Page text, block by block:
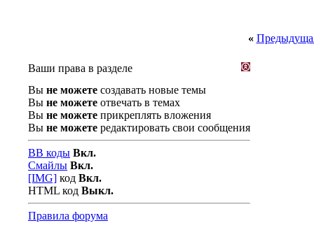
«
Ваши права в разделе
Вы не можете создавать новые темы
Вы не можете отвечать в темах
Вы не можете прикреплять вложения
Вы не можете редактировать свои сообщения
BB коды Вкл.
Смайлы Вкл.
[IMG] код Вкл.
HTML код Выкл.
Правила форума